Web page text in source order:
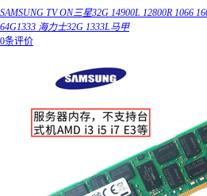
SAMSUNG TV ON三星32G 14900L 12800R 1066
64G1333 海力士32G 1333L马甲
0条评价